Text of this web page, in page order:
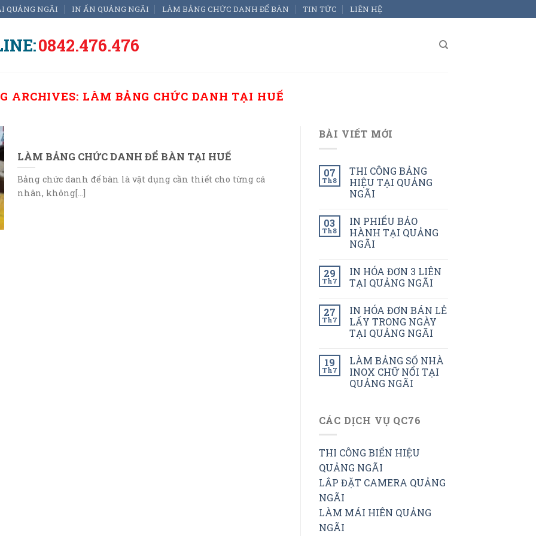
QUẢNG NGÃI IN ẤN QUẢNG NGÃI LÀM BẢNG CHỨC DANH ĐỂ BÀN TIN TỨC LIÊN HỆ
0842.476.476
ARCHIVES: LÀM BẢNG CHỨC DANH TẠI HUẾ
LÀM BẢNG CHỨC DANH ĐỂ BÀN TẠI HUẾ
Bảng chức danh để bàn là vật dụng cần thiết cho từng cá
nhân, không[...]
BÀI VIẾT MỚI
07
Th8
THI CÔNG BẢNG
HIỆU TẠI QUẢNG
NGÃI
03
Th8
IN PHIẾU BẢO
HÀNH TẠI QUẢNG
NGÃI
29
Th7
IN HÓA ĐƠN 3 LIÊN
TẠI QUẢNG NGÃI
27
Th7
IN HÓA ĐƠN BÁN LẺ
LẤY TRONG NGÀY
TẠI QUẢNG NGÃI
19
Th7
LÀM BẢNG SỐ NHÀ
INOX CHỮ NỔI TẠI
QUẢNG NGÃI
CÁC DỊCH VỤ QC76
THI CÔNG BIỂN HIỆU
QUẢNG NGÃI
LẮP ĐẶT CAMERA QUẢNG
NGÃI
LÀM MÁI HIÊN QUẢNG
NGÃI